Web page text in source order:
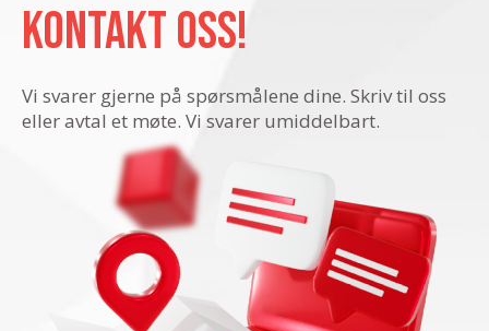
Kontakt oss!
Vi svarer gjerne på spørsmålene dine. Skriv til oss
eller avtal et møte. Vi svarer umiddelbart.